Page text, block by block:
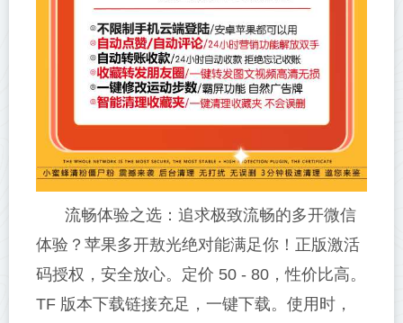
流畅体验之选：追求极致流畅的多开微信
体验？苹果多开敖光绝对能满足你！正版激活
码授权，安全放心。定价 50 - 80，性价比高。
TF 版本下载链接充足，一键下载。使用时，